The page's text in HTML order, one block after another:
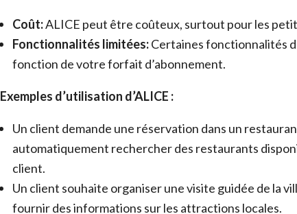
Coût:ALICE peut être coûteux, surtout pour les
Fonctionnalités limitées:Certaines fonctionnalités
fonction de votre forfait d’abonnement.
Exemples d’utilisation d’ALICE :
Un client demande une réservation dans un
automatiquement rechercher des restaurants
client.
Un client souhaite organiser une visite guidée de la
fournir des informations sur les attractions locales.